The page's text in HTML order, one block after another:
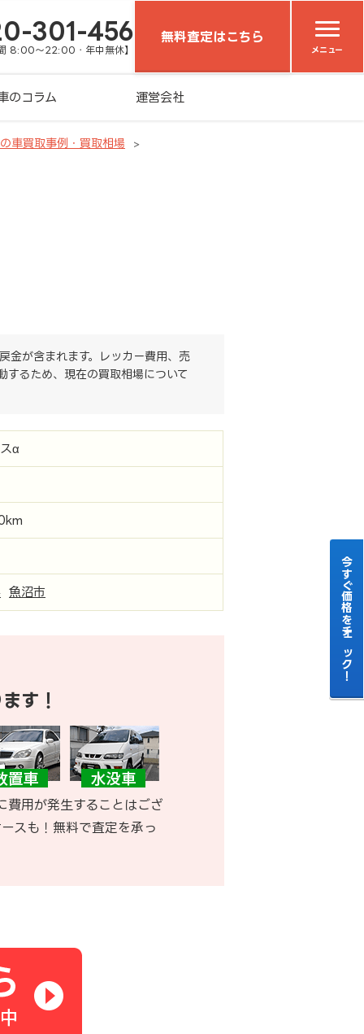
301-456
8:00～22:00・年中無休】
無料査定はこちら
メニュー
のコラム 運営会社
車買取事例・買取相場
金が含まれます。レッカー費用、売
するため、現在の買取相場について
α
魚沼市
す！
費用が発生することはござ
スも！無料で査定を承っ
今すぐ価格をチェック！